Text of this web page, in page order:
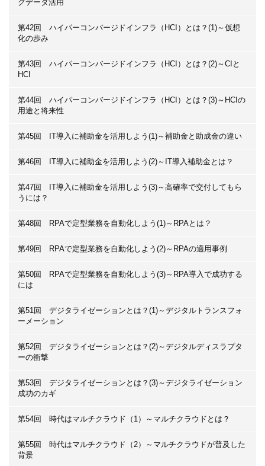
グデータ活用
第42回 ハイパーコンバージドインフラ（HCI）とは？(1)～仮想
化の歩み
第43回 ハイパーコンバージドインフラ（HCI）とは？(2)～CIと
HCI
第44回 ハイパーコンバージドインフラ（HCI）とは？(3)～HCIの
用途と将来性
第45回 IT導入に補助金を活用しよう(1)～補助金と助成金の違い
第46回 IT導入に補助金を活用しよう(2)～IT導入補助金とは？
第47回 IT導入に補助金を活用しよう(3)～高確率で交付してもら
うには？
第48回 RPAで定型業務を自動化しよう(1)～RPAとは？
第49回 RPAで定型業務を自動化しよう(2)～RPAの適用事例
第50回 RPAで定型業務を自動化しよう(3)～RPA導入で成功する
には
第51回 デジタライゼーションとは？(1)～デジタルトランスフォ
ーメーション
第52回 デジタライゼーションとは？(2)～デジタルディスラプタ
ーの衝撃
第53回 デジタライゼーションとは？(3)～デジタライゼーション
成功のカギ
第54回 時代はマルチクラウド（1）～マルチクラウドとは？
第55回 時代はマルチクラウド（2）～マルチクラウドが普及した
背景